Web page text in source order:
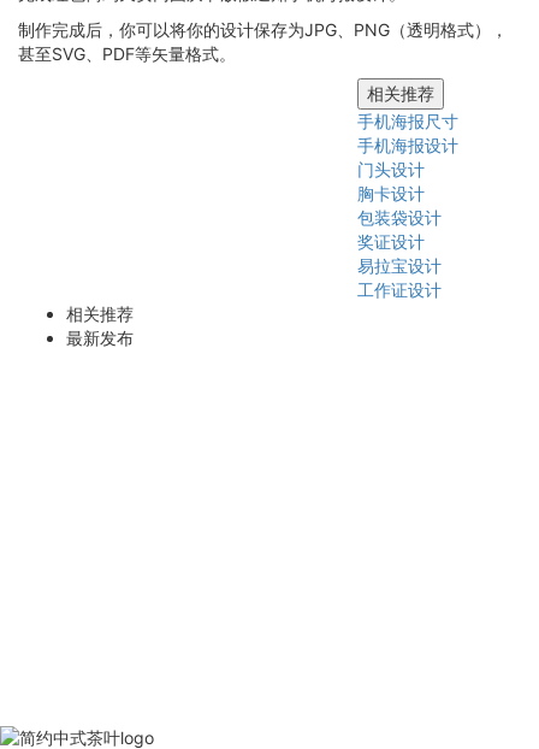
制作完成后，你可以将你的设计保存为JPG、PNG（透明格式），
甚至SVG、PDF等矢量格式。
相关推荐
手机海报尺寸
手机海报设计
门头设计
胸卡设计
包装袋设计
奖证设计
易拉宝设计
工作证设计
相关推荐
最新发布